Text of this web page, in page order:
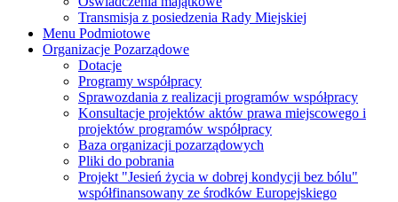
Transmisja z posiedzenia Rady Miejskiej
Menu Podmiotowe
Organizacje Pozarządowe
Dotacje
Programy współpracy
Sprawozdania z realizacji programów współpracy
Konsultacje projektów aktów prawa miejscowego i
projektów programów współpracy
Baza organizacji pozarządowych
Pliki do pobrania
Projekt "Jesień życia w dobrej kondycji bez bólu"
współfinansowany ze środków Europejskiego